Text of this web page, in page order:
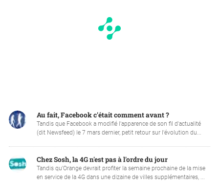
Au fait, Facebook c'était comment avant ?
Tandis que Facebook a modifié l'apparence de son fil d'actualité
(dit Newsfeed) le 7 mars dernier, petit retour sur l'évolution du...
Chez Sosh, la 4G n'est pas à l'ordre du jour
Tandis qu'Orange devrait profiter la semaine prochaine de la mise
en service de la 4G dans une dizaine de villes supplémentaires, ...